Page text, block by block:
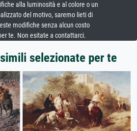
alla luminosità e al colore o un
del motivo, saremo lieti di
modifiche senza alcun costo
te. Non esitate a contattarci.
selezionate per te